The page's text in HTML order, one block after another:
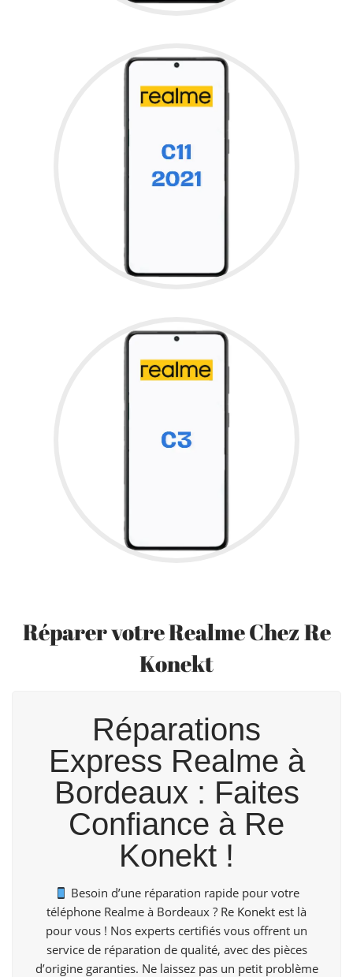
Réparer votre Realme Chez Re
Konekt
Réparations
Express Realme à
Bordeaux : Faites
Confiance à Re
Konekt !
Besoin d’une réparation rapide pour votre
téléphone Realme à Bordeaux ? Re Konekt est là
pour vous ! Nos experts certifiés vous offrent un
service de réparation de qualité, avec des pièces
d’origine garanties. Ne laissez pas un petit problème